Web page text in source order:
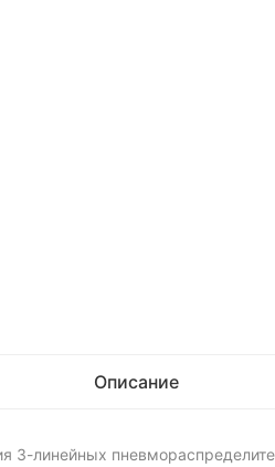
Описание
3-линейных